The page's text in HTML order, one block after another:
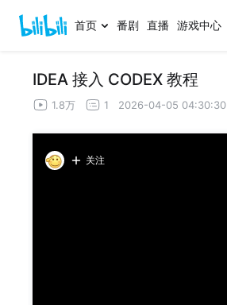
首页 番剧 直播 游戏中心
IDEA 接入 CODEX 教程
1.8万 1 2026-04-05 04:30:30
关注